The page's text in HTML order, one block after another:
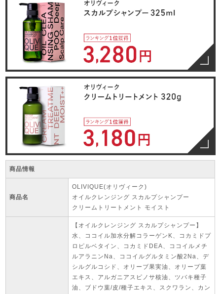
商品情報
商品名
OLIVIQUE(オリヴィーク)
オイルクレンジング スカルプシャンプー
クリームトリートメント モイスト
【オイルクレンジング スカルプシャンプー】
水、ココイル加水分解コラーゲンK、コカミドプ
ロピルベタイン、コカミドDEA、ココイルメチ
ルアラニンNa、ココイルグルタミン酸2Na、デ
シルグルコシド、オリーブ果実油、オリーブ葉
エキス、アルガニアスピノサ核油、ツバキ種子
油、ブドウ葉/皮/種子エキス、スクワラン、カン